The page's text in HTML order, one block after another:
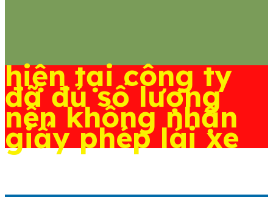
hiện tại công ty
đã đủ số lượng
nên không nhận
giấy phép lái xe